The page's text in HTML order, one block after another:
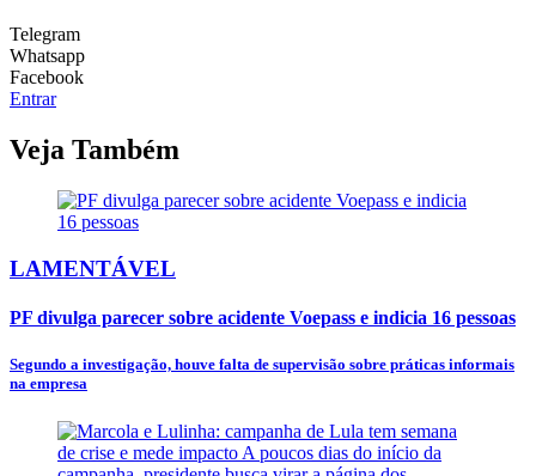
Telegram
Whatsapp
Facebook
Entrar
Veja Também
LAMENTÁVEL
PF divulga parecer sobre acidente Voepass e indicia 16 pessoas
Segundo a investigação, houve falta de supervisão sobre práticas informais
na empresa